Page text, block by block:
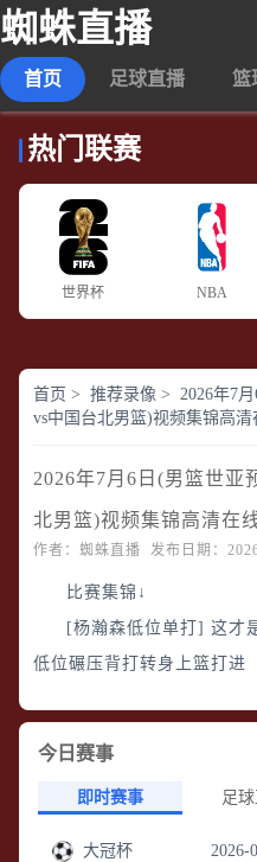
蜘蛛直播
首页 足球直播 篮
热门联赛
世界杯 NBA
首页 > 推荐录像 > 2026年7
vs中国台北男篮)视频集锦高清
2026年7月6日(男篮世亚
北男篮)视频集锦高清在
作者：蜘蛛直播 发布日期：
比赛集锦↓
[杨瀚森低位单打] 这才
低位碾压背打转身上篮打进
今日赛事
即时赛事 足
2026-
大冠杯